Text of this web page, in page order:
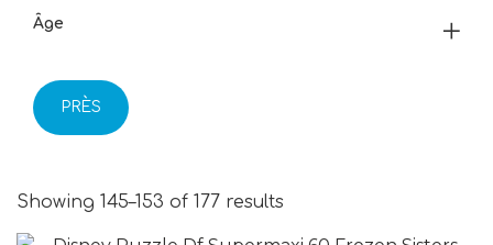
Âge
PRÈS
Showing 145–153 of 177 results